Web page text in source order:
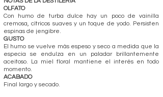
OLFATO
Con humo de turba dulce hay un poco de vainilla
cremosa, cítricos suaves y un toque de yodo. Persisten
espinas de jengibre.
GUSTO
El humo se vuelve más espeso y seco a medida que la
especia se endulza en un paladar brillantemente
aceitoso. La miel floral mantiene el interés en todo
momento.
ACABADO
Final largo y secado.